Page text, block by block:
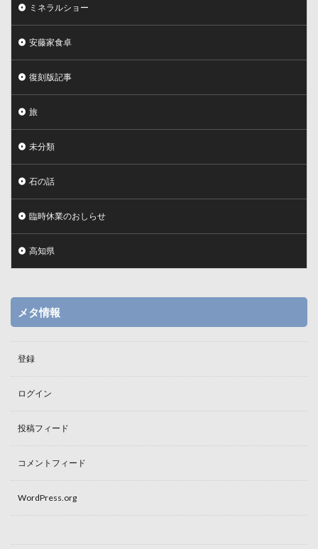
ミネラルショー
安藤家食卓
復刻版記事
旅
未分類
石の話
臨時休業のおしらせ
高知県
メタ情報
登録
ログイン
投稿フィード
コメントフィード
WordPress.org